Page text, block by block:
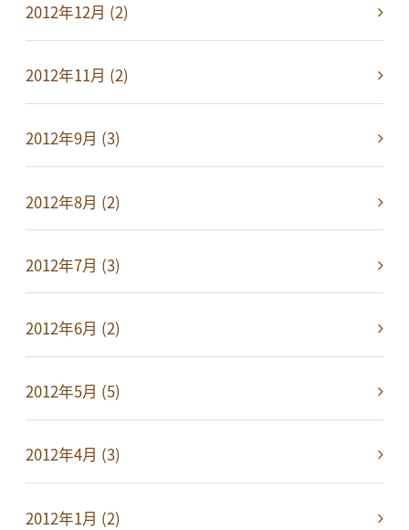
2012年12月 (2)
2012年11月 (2)
2012年9月 (3)
2012年8月 (2)
2012年7月 (3)
2012年6月 (2)
2012年5月 (5)
2012年4月 (3)
2012年1月 (2)